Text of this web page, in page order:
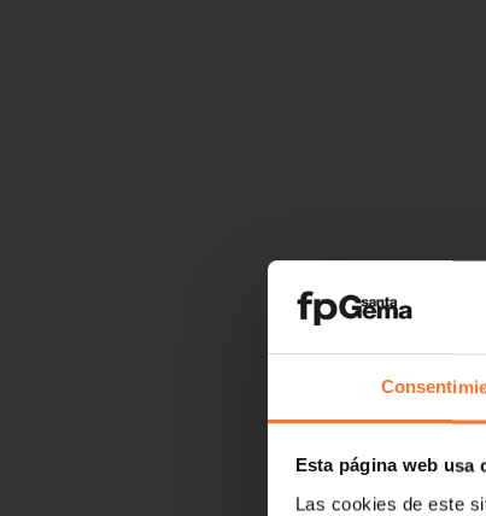
Esta página web usa
Las cookies de este